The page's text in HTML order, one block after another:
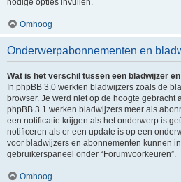
nodige opties invullen.
Omhoog
Onderwerpabonnementen en
Wat is het verschil tussen een bladwijzer
In phpBB 3.0 werkten bladwijzers zoals de
browser. Je werd niet op de hoogte gebracht
phpBB 3.1 werken bladwijzers meer als
een notificatie krijgen als het onderwerp is
notificeren als er een update is op een
voor bladwijzers en abonnementen kunnen
gebruikerspaneel onder “Forumvoorkeuren”.
Omhoog